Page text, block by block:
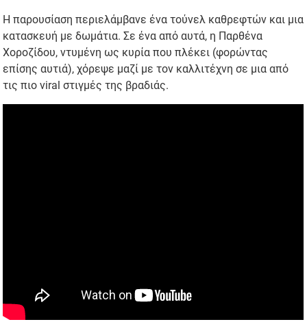
Η παρουσίαση περιελάμβανε ένα τούνελ καθρεφτών και μια
κατασκευή με δωμάτια. Σε ένα από αυτά, η Παρθένα
Χοροζίδου, ντυμένη ως κυρία που πλέκει (φορώντας
επίσης αυτιά), χόρεψε μαζί με τον καλλιτέχνη σε μια από
τις πιο viral στιγμές της βραδιάς.